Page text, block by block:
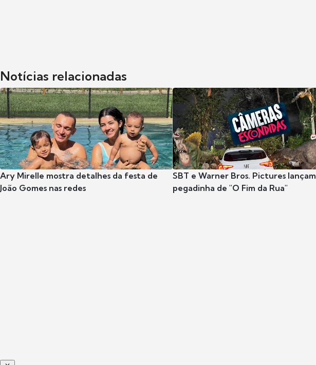
Notícias relacionadas
Ary Mirelle mostra detalhes da festa de
João Gomes nas redes
SBT e Warner Bros. Pictures lançam
pegadinha de "O Fim da Rua"